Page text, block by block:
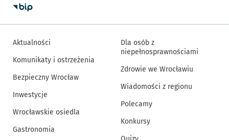
Aktualności
Komunikaty i ostrzeżenia
Bezpieczny Wrocław
Inwestycje
Wrocławskie osiedla
Gastronomia
Dla osób z
niepełnosprawnościami
Zdrowie we Wrocławiu
Wiadomości z regionu
Polecamy
Konkursy